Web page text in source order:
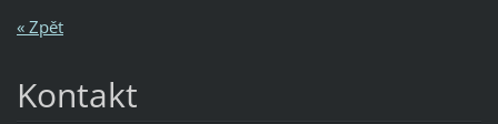
« Zpět
Kontakt